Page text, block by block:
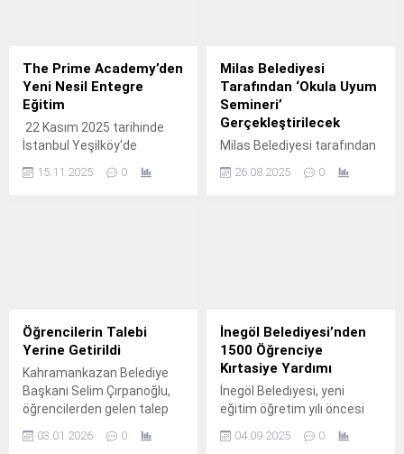
The Prime Academy’den
Yeni Nesil Entegre
Eğitim
22 Kasım 2025 tarihinde
İstanbul Yeşilköy'de
Nesil Dijital Pazarlama,
tek bir günde öğrenecekler.
15.11.2025 0
Milas Belediyesi
Tarafından ‘Okula Uyum
Semineri’
Gerçekleştirilecek
Milas Belediyesi tarafından
öğrencilerin velileri için
26.08.2025 0
Öğrencilerin Talebi
Yerine Getirildi
Kahramankazan Belediye
Başkanı Selim Çırpanoğlu,
öğrencilerden gelen talep
bir otobüs durağı
03.01.2026 0
İnegöl Belediyesi’nden
1500 Öğrenciye
Kırtasiye Yardımı
İnegöl Belediyesi, yeni
eğitim öğretim yılı öncesi
desteği veriyor.
04.09.2025 0